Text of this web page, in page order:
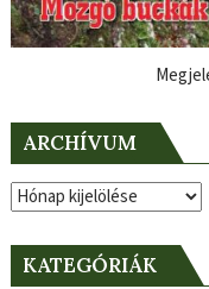
ARCHÍVUM
Archívum
KATEGÓRIÁK